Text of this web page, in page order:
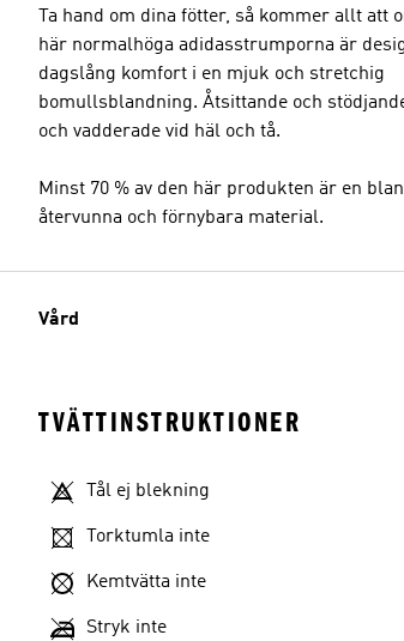
Ta hand om dina fötter, så kommer allt att
här normalhöga adidasstrumporna är
dagslång komfort i en mjuk och stretchig
bomullsblandning. Åtsittande och
och vadderade vid häl och tå.
Minst 70 % av den här produkten är en
återvunna och förnybara material.
Vård
TVÄTTINSTRUKTIONER
Tål ej blekning
Torktumla inte
Kemtvätta inte
Stryk inte